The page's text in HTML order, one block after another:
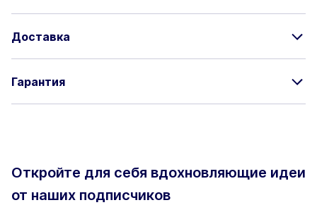
Доставка
Гарантия
Откройте для себя вдохновляющие идеи
от наших подписчиков